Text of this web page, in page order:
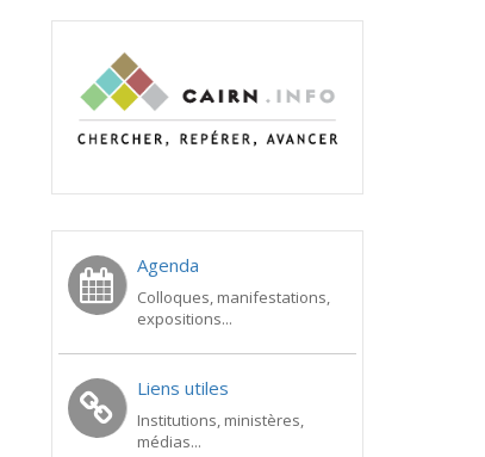
Agenda
Colloques, manifestations,
expositions...
Liens utiles
Institutions, ministères,
médias...